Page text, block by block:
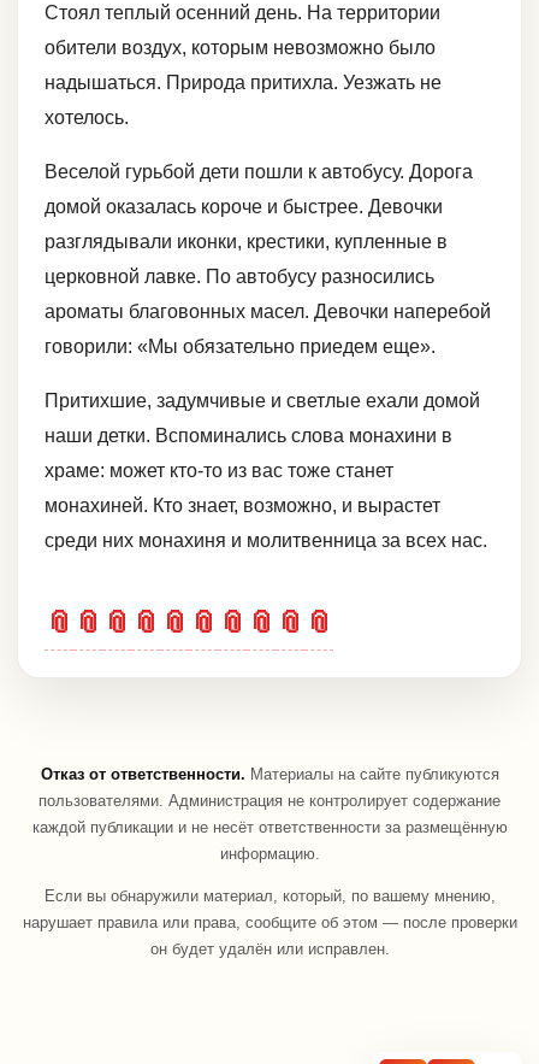
Стоял теплый осенний день. На территории
обители воздух, которым невозможно было
надышаться. Природа притихла. Уезжать не
хотелось.
Веселой гурьбой дети пошли к автобусу. Дорога
домой оказалась короче и быстрее. Девочки
разглядывали иконки, крестики, купленные в
церковной лавке. По автобусу разносились
ароматы благовонных масел. Девочки наперебой
говорили: «Мы обязательно приедем еще».
Притихшие, задумчивые и светлые ехали домой
наши детки. Вспоминались слова монахини в
храме: может кто-то из вас тоже станет
монахиней. Кто знает, возможно, и вырастет
среди них монахиня и молитвенница за всех нас.
📎 📎 📎 📎 📎 📎 📎 📎 📎 📎
Отказ от ответственности. Материалы на сайте публикуются
пользователями. Администрация не контролирует содержание
каждой публикации и не несёт ответственности за размещённую
информацию.
Если вы обнаружили материал, который, по вашему мнению,
нарушает правила или права, сообщите об этом — после проверки
он будет удалён или исправлен.